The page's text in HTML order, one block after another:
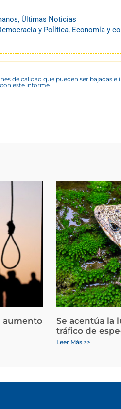
, Últimas Noticias
y Política, Economía y
de calidad que pueden ser bajadas e
este informe
aumento
Se acentúa la
tráfico de
Leer Más >>